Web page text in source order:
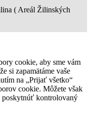
( Areál Žilinských
cookie, aby sme vám
si zapamätáme vaše
na „Prijať všetko“
cookie. Môžete však
poskytnúť kontrolovaný